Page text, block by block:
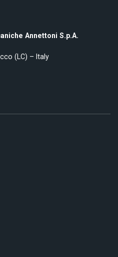
Annettoni S.p.A.
(LC) – Italy